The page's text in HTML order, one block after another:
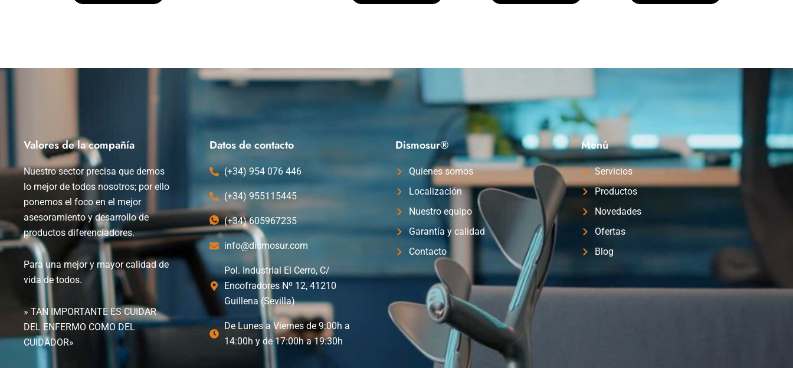
Valores de la compañía
Nuestro sector precisa que demos
lo mejor de todos nosotros; por ello
ponemos el foco en el mejor
asesoramiento y desarrollo de
productos diferenciadores.
Para una mejor y mayor calidad de
vida de todos.
» TAN IMPORTANTE ES CUIDAR
DEL ENFERMO COMO DEL
CUIDADOR»
Datos de contacto
(+34) 954 076 446
(+34) 955115445
(+34) 605967235
info@dismosur.com
Pol. Industrial El Cerro, C/
Encofradores Nº 12, 41210
Guillena (Sevilla)
De Lunes a Viernes de 9:00h a
14:00h y de 17:00h a 19:30h
Dismosur®
Quienes somos
Localización
Nuestro equipo
Garantía y calidad
Contacto
Menú
Servicios
Productos
Novedades
Ofertas
Blog